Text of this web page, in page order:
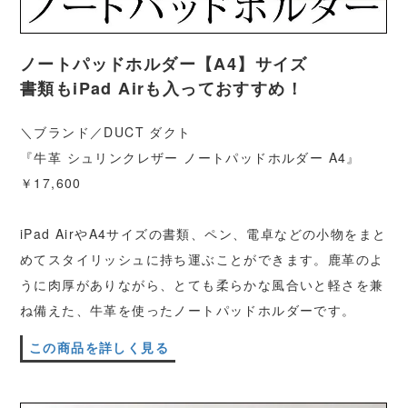
ノートパッドホルダー【A4】サイズ
書類もiPad Airも入っておすすめ！
＼ブランド／DUCT ダクト
『牛革 シュリンクレザー ノートパッドホルダー A4』
￥17,600
iPad AirやA4サイズの書類、ペン、電卓などの小物をまと
めてスタイリッシュに持ち運ぶことができます。鹿革のよ
うに肉厚がありながら、とても柔らかな風合いと軽さを兼
ね備えた、牛革を使ったノートパッドホルダーです。
この商品を詳しく見る